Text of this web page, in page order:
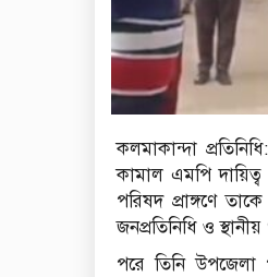
কলমাকান্দা
কামাল এমপি
পরিষদ প্রাঙ্গণে
জনপ্রতিনিধি ও
পরে তিনি উপজেলা